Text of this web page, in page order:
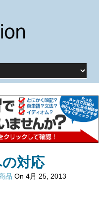
対応
品 On 4月 25, 2013